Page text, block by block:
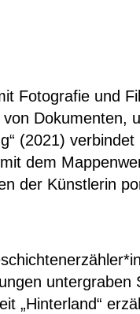
Fotografie und
Dokumenten,
(2021)
dem
der Künstlerin
ungen untergraben
„Hinterland“